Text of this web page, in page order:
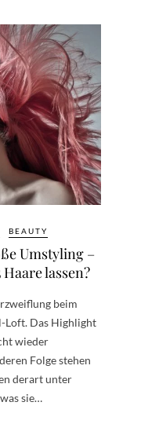
BEAUTY
Umstyling –
lassen?
beim
Loft. Das Highlight
wieder
Folge stehen
derart unter
sie…